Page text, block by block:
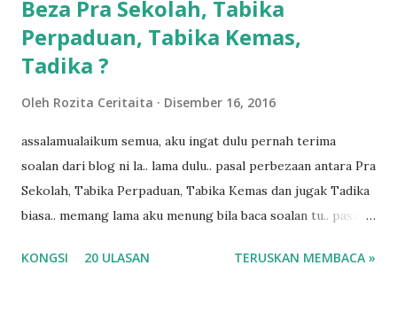
Beza Pra Sekolah, Tabika
Perpaduan, Tabika Kemas,
Tadika ?
Oleh Rozita Ceritaita Disember 16, 2016
assalamualaikum semua, aku ingat dulu pernah terima
soalan dari blog ni la.. lama dulu.. pasal perbezaan antara Pra
Sekolah, Tabika Perpaduan, Tabika Kemas dan jugak Tadika
biasa.. memang lama aku menung bila baca soalan tu.. pasal
ko.. masa tu aku baru je ada anak sorang dan aku hentam je
KONGSI 20 ULASAN TERUSKAN MEMBACA »